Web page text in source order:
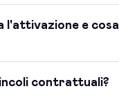
l'attivazione e cosa
contrattuali?